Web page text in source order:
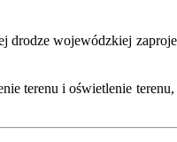
wojewódzkiej
terenu i oświetlenie